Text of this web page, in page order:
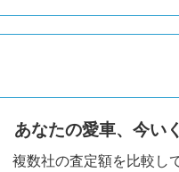
あなたの愛車、今い
複数社の査定額を比較し